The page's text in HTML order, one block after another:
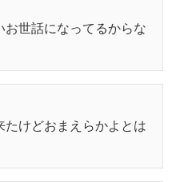
世話になってるからな
けどおまえらかよとは